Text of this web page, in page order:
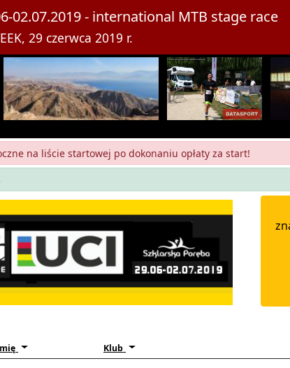
02.07.2019 - international MTB stage race
29 czerwca 2019 r.
na liście startowej po dokonaniu opłaty za start!
Klub